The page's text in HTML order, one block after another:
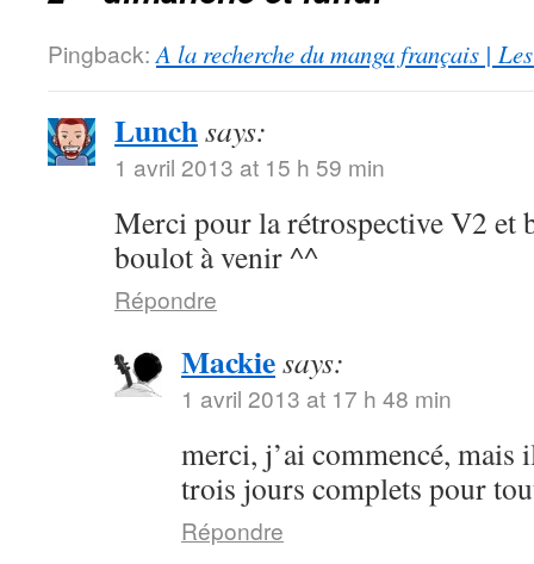
Pingback: A la recherche du manga français |
Lunchsays:
1 avril 2013 at 15 h 59 min
Merci pour la rétrospective V2 et
boulot à venir ^^
Répondre
Mackiesays:
1 avril 2013 at 17 h 48 min
merci, j’ai commencé, mais
trois jours complets pour
Répondre